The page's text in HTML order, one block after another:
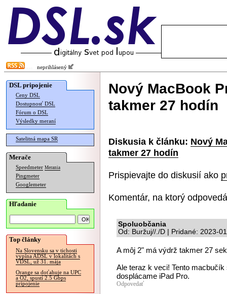
neprihlásený
DSL pripojenie
Ceny DSL
Dostupnosť DSL
Fórum o DSL
Výsledky meraní
Satelitná mapa SR
Merače
Speedmeter Merania
Pingmeter
Googlemeter
Hľadanie
Top články
Na Slovensku sa v tichosti
vypína ADSL v lokalitách s
VDSL, už 31. mája
Orange sa doťahuje na UPC
a O2, spustí 2.5 Gbps
pripojenie
Nový MacBook
takmer 27 hodín
Diskusia k článku: Nový
takmer 27 hodín
Prispievajte do diskusií ako
Komentár, na ktorý
Spoluobčania
Od: Buržuj//./D | Pridané: 2023-
A môj 2" má výdrž takmer 27
Ale teraz k veci! Tento
dosplácame iPad Pro.
Odpovedať